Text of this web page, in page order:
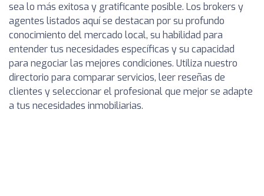
sea lo más exitosa y gratificante posible. Los brokers y
agentes listados aquí se destacan por su profundo
conocimiento del mercado local, su habilidad para
entender tus necesidades específicas y su capacidad
para negociar las mejores condiciones. Utiliza nuestro
directorio para comparar servicios, leer reseñas de
clientes y seleccionar el profesional que mejor se adapte
a tus necesidades inmobiliarias.